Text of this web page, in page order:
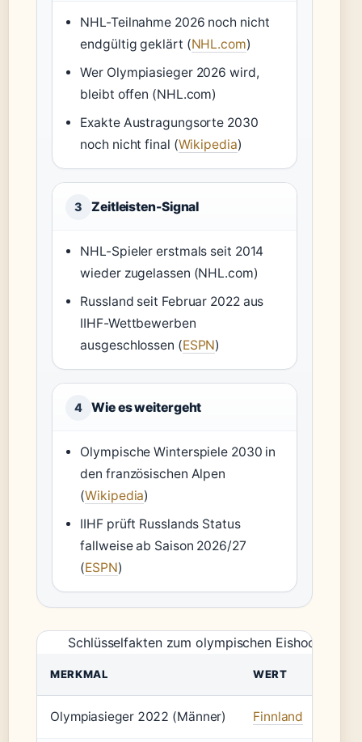
NHL-Teilnahme 2026 noch nicht
endgültig geklärt (NHL.com)
Wer Olympiasieger 2026 wird,
bleibt offen (NHL.com)
Exakte Austragungsorte 2030
noch nicht final (Wikipedia)
3 Zeitleisten-Signal
NHL-Spieler erstmals seit 2014
wieder zugelassen (NHL.com)
Russland seit Februar 2022 aus
IIHF-Wettbewerben
ausgeschlossen (ESPN)
4 Wie es weitergeht
Olympische Winterspiele 2030 in
den französischen Alpen
(Wikipedia)
IIHF prüft Russlands Status
fallweise ab Saison 2026/27
(ESPN)
Schlüsselfakten zum olympischen
MERKMAL WERT
Olympiasieger 2022 (Männer) Finnland